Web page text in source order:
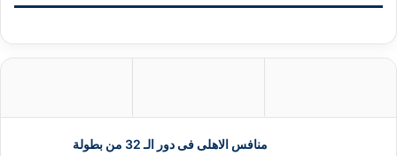
منافس الاهلى فى دور الـ 32 من بطولة